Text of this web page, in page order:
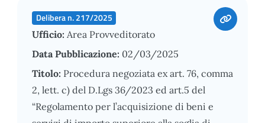
Delibera n. 217/2025
Ufficio: Area Provveditorato
Data Pubblicazione: 02/03/2025
Titolo: Procedura negoziata ex art. 76, comma
2, lett. c) del D.Lgs 36/2023 ed art.5 del
“Regolamento per l’acquisizione di beni e